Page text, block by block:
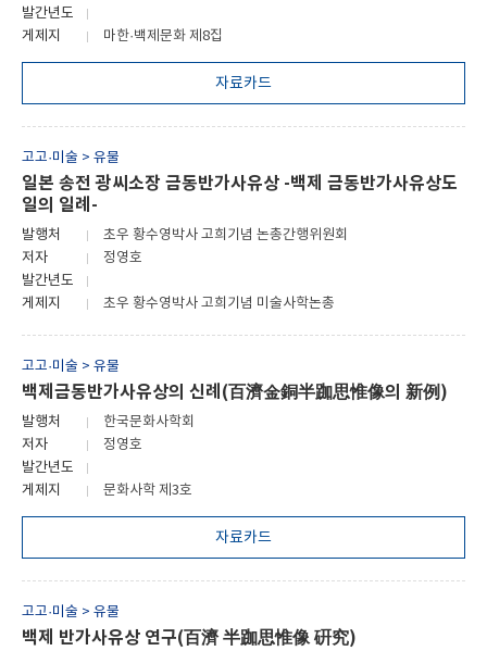
발간년도
게제지
마한·백제문화 제8집
자료카드
고고·미술 > 유물
일본 송전 광씨소장 금동반가사유상 -백제 금동반가사유상도
일의 일례-
발행처
초우 황수영박사 고희기념 논총간행위원회
저자
정영호
발간년도
게제지
초우 황수영박사 고희기념 미술사학논총
고고·미술 > 유물
백제금동반가사유상의 신례(百濟金銅半跏思惟像의 新例)
발행처
한국문화사학회
저자
정영호
발간년도
게제지
문화사학 제3호
자료카드
고고·미술 > 유물
백제 반가사유상 연구(百濟 半跏思惟像 硏究)